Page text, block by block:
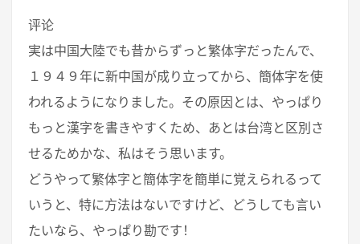
评论
実は中国大陸でも昔からずっと繁体字だったんで、
１９４９年に新中国が成り立ってから、簡体字を使
われるようになりました。その原因とは、やっぱり
もっと漢字を書きやすくため、あとは台湾と区別さ
せるためかな、私はそう思います。
どうやって繁体字と簡体字を簡単に覚えられるって
いうと、特に方法はないですけど、どうしても言い
たいなら、やっぱり勘です！